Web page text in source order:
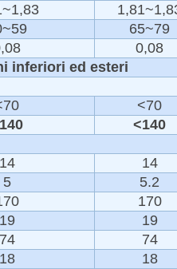
65~79
0,08
inferiori ed esteri
<70
<140
14 14
5 5.2
170
19 19
74 74
18 18